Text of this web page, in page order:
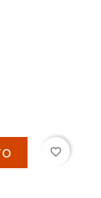
favorite_border